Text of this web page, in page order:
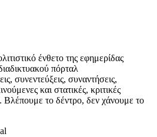
ένθετο της εφημερίδας
πόρταλ
συνεντεύξεις, συναντήσεις,
και στατικές, κριτικές
Βλέπουμε το δέντρο, δεν χάνουμε το